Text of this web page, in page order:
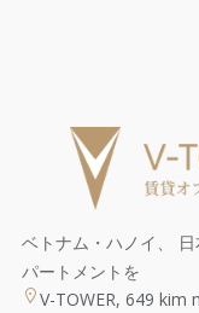
ベトナム・ハノイ、
パートメントを
V-TOWER, 649 kim